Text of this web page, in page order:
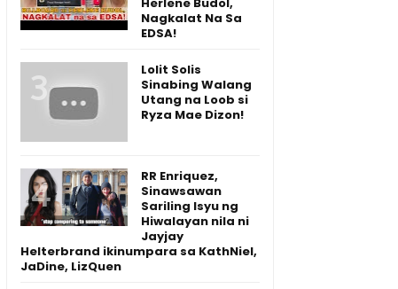
Nagkalat Na Sa
EDSA!
Lolit Solis
Sinabing Walang
Utang na Loob si
Ryza Mae Dizon!
RR Enriquez,
Sinawsawan
Sariling Isyu ng
Hiwalayan nila ni
Jayjay
Helterbrand ikinumpara sa KathNiel,
JaDine, LizQuen